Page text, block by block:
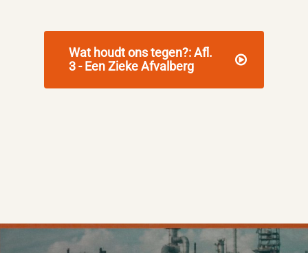
Wat houdt ons tegen?: Afl.
3 - Een Zieke Afvalberg